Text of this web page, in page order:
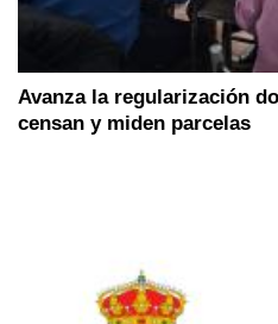
Avanza la regularización
censan y miden parcelas